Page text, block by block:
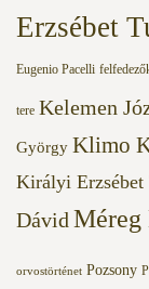
Erzsébet
Eugenio Pacelli
tere Kelemen
György Klimo
Királyi Erzsébet
Dávid
orvostörténet Pozsony